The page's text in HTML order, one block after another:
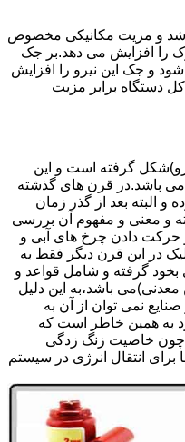
و مزیت مکانیکی مخصوص
را افزایش می دهد.بر جک
و جک این نیرو را افزایش
دستگاه برابر مزیت
گرفته است و این
باشد.در قرن های گذشته
و البته بعد از گذر زمان
و معنی و مفهوم آن بررسی
حرکت دادن چرخ های آبی و
در این قرن دیگر فقط به
گرفته و شامل قواعد و
باشد،به این دلیل
نمی توان از آن به
به همین خاطر است که
چون خاصیت زنگ زدگی
برای انتقال انرژی در سیستم